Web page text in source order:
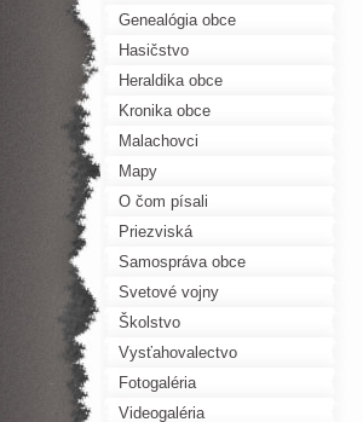
Genealógia obce
Hasičstvo
Heraldika obce
Kronika obce
Malachovci
Mapy
O čom písali
Priezviská
Samospráva obce
Svetové vojny
Školstvo
Vysťahovalectvo
Fotogaléria
Videogaléria